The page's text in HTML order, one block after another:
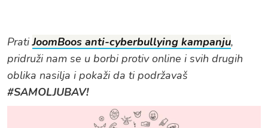
PratiJoomBoos anti-cyberbullying kampanju,
pridruži nam se u borbi protiv online i svih drugih
oblika nasilja i pokaži da ti podržavaš
#SAMOLJUBAV!